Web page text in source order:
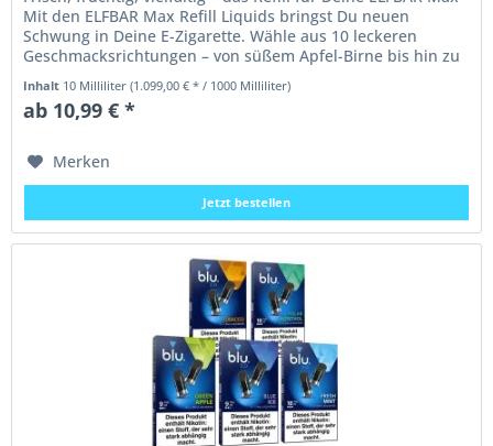
Mit den ELFBAR Max Refill Liquids bringst Du neuen
Schwung in Deine E-Zigarette. Wähle aus 10 leckeren
Geschmacksrichtungen – von süßem Apfel-Birne bis hin zu
belebender...
Inhalt 10 Milliliter(1.099,00 € * / 1000 Milliliter)
ab 10,99 € *
Merken
Jetzt bestellen